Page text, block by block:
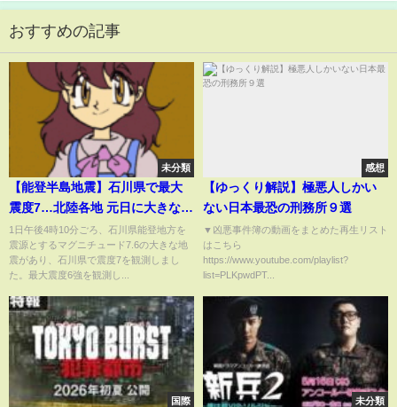
おすすめの記事
未分類
【能登半島地震】石川県で最大
震度7…北陸各地 元日に大きな揺
れ
1日午後4時10分ごろ、石川県能登地方を
震源とするマグニチュード7.6の大きな地
震があり、石川県で震度7を観測しまし
た。最大震度6強を観測し...
感想
【ゆっくり解説】極悪人しかい
ない日本最恐の刑務所９選
▼凶悪事件簿の動画をまとめた再生リスト
はこちら
https://www.youtube.com/playlist?
list=PLKpwdPT...
国際 未分類